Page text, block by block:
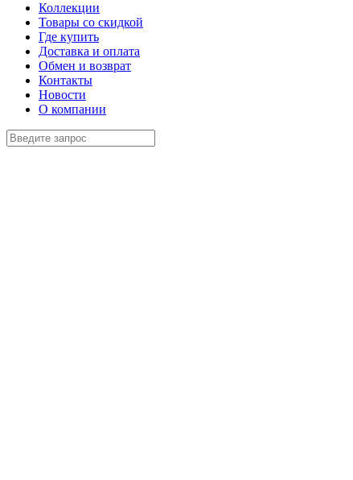
Коллекции
Товары со скидкой
Где купить
Доставка и оплата
Обмен и возврат
Контакты
Новости
О компании